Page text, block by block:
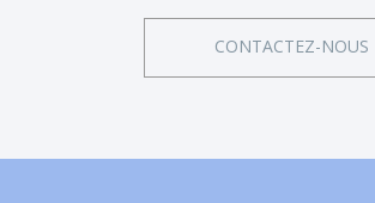
CONTACTEZ-NOUS